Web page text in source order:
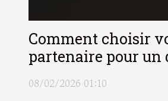
Comment choisir
partenaire pour un
érotique maghrébin
08/02/2026 01:10